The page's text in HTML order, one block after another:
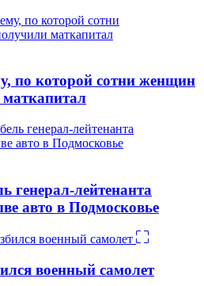
по которой сотни женщин
генерал-лейтенанта
авто в Подмосковье
военный самолет